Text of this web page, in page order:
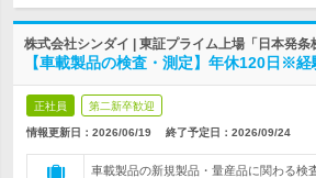
株式会社シンダイ | 東証プライム上場「日本発
【車載製品の検査・測定】年休120日※経
正社員 第二新卒歓迎
情報更新日：2026/06/19 終了予定日： 2026/09/24
車載製品の新規製品・量産品に関わる検